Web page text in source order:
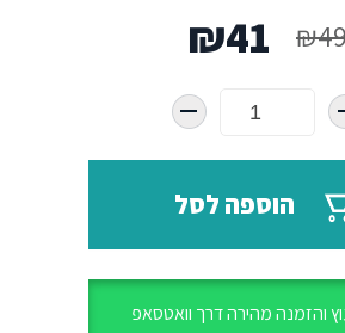
₪
המחיר
המקורי
היה:
₪49.
₪41
הנוכחי
הוא:
₪41.הוספה לסל
והזמנה מהירה דרך וואטסאפ